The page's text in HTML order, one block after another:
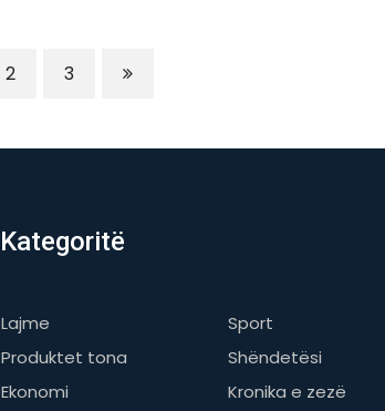
2 3
Kategoritë
Lajme
Sport
Produktet tona
Shëndetësi
Ekonomi
Kronika e zezë